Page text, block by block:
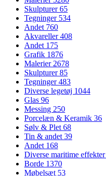
Skulpturer65
Tegninger 534
Andet 760
Akvareller408
Andet 175
Grafik 1876
Malerier2678
Skulpturer85
Tegninger483
Diverse legetøj 1044
Glas 96
Messing 250
Porcelæn & Keramik 36
Sølv & Plet68
Tin & andet39
Andet 168
Diverse maritime effekter
Borde 1370
Møbelsæt 53